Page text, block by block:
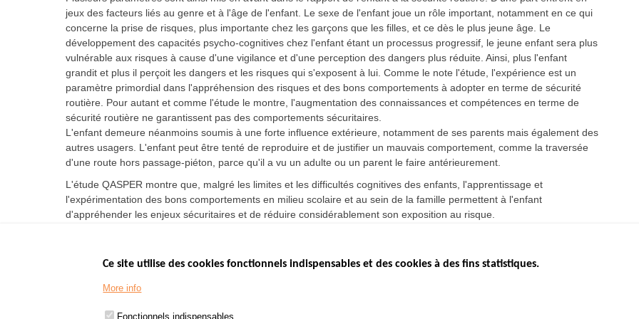
jeux des facteurs liés au genre et à l'âge de l'enfant. Le sexe de l'enfant joue un rôle important, notamment en ce qui
concerne la prise de risques, plus importante chez les garçons que les filles, et ce dès le plus jeune âge. Le
développement des capacités psycho-cognitives chez l'enfant étant un processus progressif, le jeune enfant sera plus
vulnérable aux risques à cause d'une vigilance et d'une perception des dangers plus réduite. Ainsi, plus l'enfant
grandit et plus il perçoit les dangers et les risques qui s'exposent à lui. Comme le note l'étude, l'expérience est un
paramètre primordial dans l'appréhension des risques et des bons comportements à adopter en terme de sécurité
routière. Pour autant et comme l'étude le montre, l'augmentation des connaissances et compétences en terme de
sécurité routière ne garantissent pas des comportements sécuritaires.
L'enfant demeure néanmoins soumis à une forte influence extérieure, notamment de ses parents mais également des
autres usagers. L'enfant peut être tenté de reproduire et de justifier un mauvais comportement, comme la traversée
d'une route hors passage-piéton, parce qu'il a vu un adulte ou un parent le faire antérieurement.
L'étude QASPER montre que, malgré les limites et les difficultés cognitives des enfants, l'apprentissage et
l'expérimentation des bons comportements en milieu scolaire et au sein de la famille permettent à l'enfant
d'appréhender les enjeux sécuritaires et de réduire considérablement son exposition au risque.
Ce site utilise des cookies fonctionnels indispensables et des cookies à des fins statistiques.
More info
Fonctionnels indispensables